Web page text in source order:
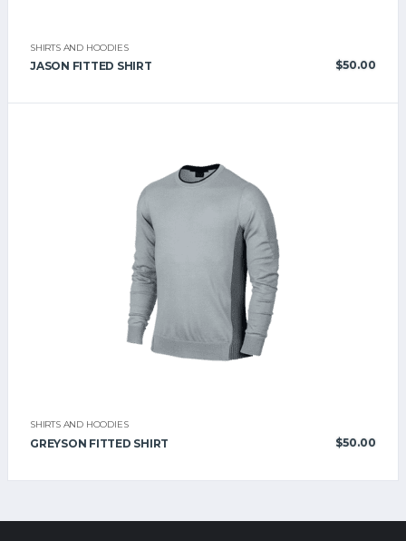
SHIRTS AND HOODIES
JASON FITTED SHIRT $50.00
SHIRTS AND HOODIES
GREYSON FITTED SHIRT $50.00